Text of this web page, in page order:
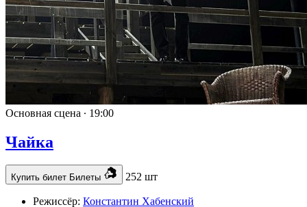
Основная сцена ∙ 19:00
Чайка
Купить билет Билеты 252 шт
Режиссёр: Константин Хабенский